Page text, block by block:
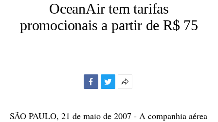
OceanAir tem tarifas
promocionais a partir de R$ 75
compartilhamento
SÃO PAULO, 21 de maio de 2007 - A companhia aérea